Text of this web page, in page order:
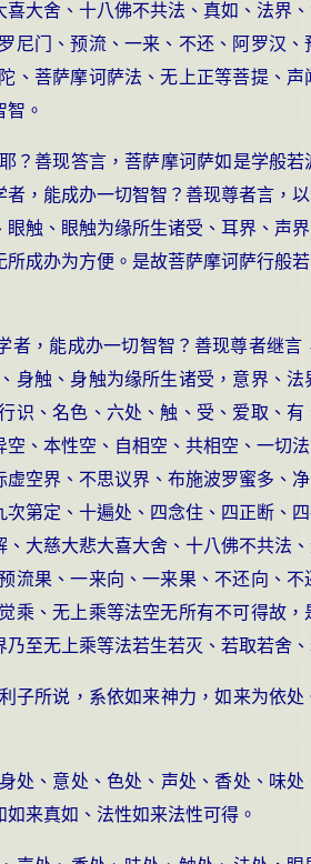
大舍、十八佛不共法、真如、法界
门、预流、一来、不还、阿罗汉
菩萨摩诃萨法、无上正等菩提、
。
？善现答言，菩萨摩诃萨如是学般
，能成办一切智智？善现尊者言，
触、眼触为缘所生诸受、耳界、声
成办为方便。是故菩萨摩诃萨行般
，能成办一切智智？善现尊者继
触、身触为缘所生诸受，意界、
、名色、六处、触、受、爱取、
、本性空、自相空、共相空、一切
空界、不思议界、布施波罗蜜多、
第定、十遍处、四念住、四正断、
大慈大悲大喜大舍、十八佛不共法
果、一来向、一来果、不还向、
、无上乘等法空无所有不可得故
至无上乘等法若生若灭、若取若舍
所说，系依如来神力，如来为依
、意处、色处、声处、香处、味
来真如、法性如来法性可得。